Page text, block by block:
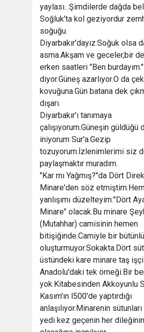
yaylası...Şimdilerde dağda
Soğluk'ta kol geziyordur
soğuğu.
Diyarbakır'dayız.Soğuk olsa
asma.Akşam ve geceler,bir
erken saatleri "Ben burdayım."
diyor.Güneş azarlıyor.O da
kovuğuna.Gün batana dek
dışarı.
Diyarbakır'ı tanımaya
çalışıyorum.Güneşin güldüğü
iniyorum Sur'a.Gezip
tozuyorum.İzlenimlerimi siz
paylaşmaktır muradım.
"Kar mı Yağmış?"da Dört
Minare'den söz
yanlışımı düzelteyim:"Dört
Minare" olacak.Bu minare
(Mutahhar) camisinin hemen
bitişiğinde.Camiyle bir
oluşturmuyor.Sokakta.Dört
üstündeki kare minare taş
Anadolu'daki tek örneği.Bir
yok.Kitabesinden Akkoyunlu
Kasım'ın l500'de yaptırdığı
anlaşılıyor.Minarenin
yedi kez geçenin her